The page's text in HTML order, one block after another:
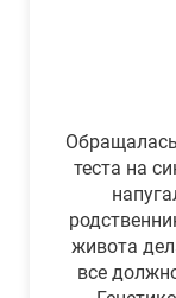
теста на
живота
все